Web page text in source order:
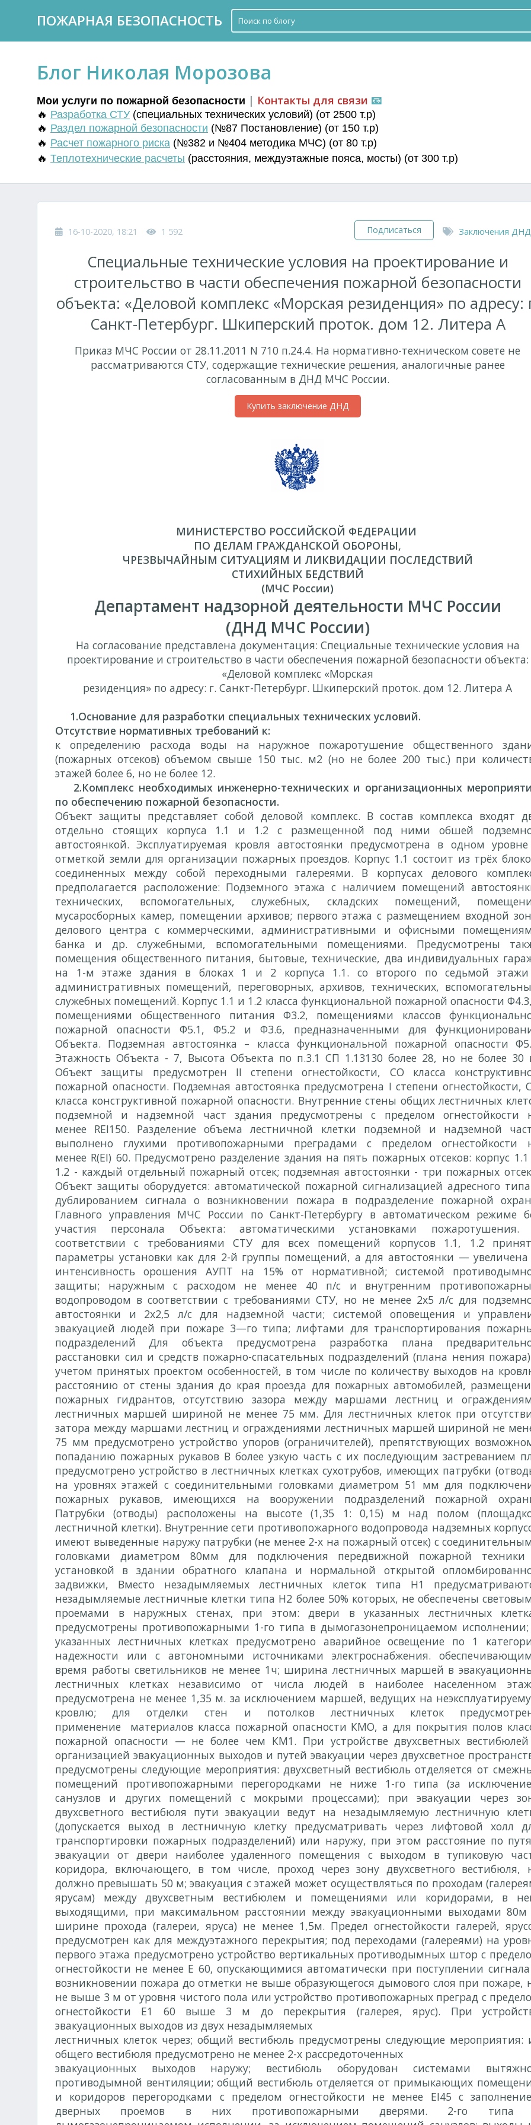
ПОЖАРНАЯ БЕЗОПАСНОСТЬ
Блог Николая Морозова
Мои услуги по пожарной безопасности | Контакты для связи 📧
🔥 Разработка СТУ (специальных технических условий) (от 2500 т.р)
🔥 Раздел пожарной безопасности (№87 Постановление) (от 150 т.р)
🔥 Расчет пожарного риска (№382 и №404 методика МЧС) (от 80 т.р)
🔥 Теплотехнические расчеты (расстояния, междуэтажные пояса, мосты) (от 300 т.р)
16-10-2020, 18:21 1 592 Подписаться Заключения ДНД
Специальные технические условия на проектирование и
строительство в части обеспечения пожарной безопасности
объекта: «Деловой комплекс «Морская резиденция» по адресу:
Санкт-Петербург. Шкиперский проток. дом 12. Литера А
Приказ МЧС России от 28.11.2011 N 710 п.24.4. На нормативно-техническом совете не
рассматриваются СТУ, содержащие технические решения, аналогичные ранее
согласованным в ДНД МЧС России.
Купить заключение ДНД
МИНИСТЕРСТВО РОССИЙСКОЙ ФЕДЕРАЦИИ
ПО ДЕЛАМ ГРАЖДАНСКОЙ ОБОРОНЫ,
ЧРЕЗВЫЧАЙНЫМ СИТУАЦИЯМ И ЛИКВИДАЦИИ ПОСЛЕДСТВИЙ
СТИХИЙНЫХ БЕДСТВИЙ
(МЧС России)
Департамент надзорной деятельности МЧС России
(ДНД МЧС России)
На согласование представлена документация: Специальные технические условия на
проектирование и строительство в части обеспечения пожарной безопасности объекта:
«Деловой комплекс «Морская
резиденция» по адресу: г. Санкт-Петербург. Шкиперский проток. дом 12. Литера А
1.Основание для разработки специальных технических условий.
Отсутствие нормативных требований к:
к определению расхода воды на наружное пожаротушение общественного
(пожарных отсеков) объемом свыше 150 тыс. м2 (но не более 200 тыс.) при
этажей более 6, но не более 12.
2.Комплекс необходимых инженерно-технических и организационных
по обеспечению пожарной безопасности.
Объект защиты представляет собой деловой комплекс. В состав комплекса входят
отдельно стоящих корпуса 1.1 и 1.2 с размещенной под ними обшей
автостоянкой. Эксплуатируемая кровля автостоянки предусмотрена в одном
отметкой земли для организации пожарных проездов. Корпус 1.1 состоит из трёх
соединенных между собой переходными галереями. В корпусах делового
предполагается расположение: Подземного этажа с наличием помещений
технических, вспомогательных, служебных, складских помещений,
мусаросборных камер, помещении архивов; первого этажа с размещением входной
делового центра с коммерческими, административными и офисными
банка и др. служебными, вспомогательными помещениями. Предусмотрены
помещения общественного питания, бытовые, технические, два индивидуальных
на 1-м этаже здания в блоках 1 и 2 корпуса 1.1. со второго по седьмой
административных помещений, переговорных, архивов, технических,
служебных помещений. Корпус 1.1 и 1.2 класса функциональной пожарной опасности
помещениями общественного питания Ф3.2, помещениями классов
пожарной опасности Ф5.1, Ф5.2 и Ф3.6, предназначенными для
Объекта. Подземная автостоянка – класса функциональной пожарной опасности
Этажность Объекта - 7, Высота Объекта по п.3.1 СП 1.13130 более 28, но не более 30
Объект защиты предусмотрен II степени огнестойкости, СО класса
пожарной опасности. Подземная автостоянка предусмотрена I степени огнестойкости,
класса конструктивной пожарной опасности. Внутренние стены общих лестничных
подземной и надземной част здания предусмотрены с пределом огнестойкости
менее REI150. Разделение объема лестничной клетки подземной и надземной
выполнено глухими противопожарными преградами с пределом огнестойкости
менее R(EI) 60. Предусмотрено разделение здания на пять пожарных отсеков: корпус
1.2 - каждый отдельный пожарный отсек; подземная автостоянки - три пожарных
Объект защиты оборудуется: автоматической пожарной сигнализацией адресного
дублированием сигнала о возникновении пожара в подразделение пожарной
Главного управления МЧС России по Санкт-Петербургу в автоматическом режиме
участия персонала Объекта: автоматическими установками пожаротушения.
соответствии с требованиями СТУ для всех помещений корпусов 1.1, 1.2
параметры установки как для 2-й группы помещений, а для автостоянки —
интенсивность орошения АУПТ на 15% от нормативной; системой
защиты; наружным с расходом не менее 40 п/с и внутренним
водопроводом в соответствии с требованиями СТУ, но не менее 2х5 л/с для
автостоянки и 2х2‚5 л/с для надземной части; системой оповещения и
эвакуацией людей при пожаре 3—го типа; лифтами для транспортирования
подразделений Для объекта предусмотрена разработка плана
расстановки сил и средств пожарно-спасательных подразделений (плана нения
учетом принятых проектом особенностей, в том числе по количеству выходов на
расстоянию от стены здания до края проезда для пожарных автомобилей,
пожарных гидрантов, отсутствию зазора между маршами лестниц и
лестничных маршей шириной не менее 75 мм. Для лестничных клеток при
затора между маршами лестниц и ограждениями лестничных маршей шириной не
75 мм предусмотрено устройство упоров (ограничителей), препятствующих
попаданию пожарных рукавов В более узкую часть с их последующим застреванием
предусмотрено устройство в лестничных клетках сухотрубов, имеющих патрубки
на уровнях этажей с соединительными головками диаметром 51 мм для
пожарных рукавов, имеющихся на вооружении подразделений пожарной
Патрубки (отводы) расположены на высоте (1,35 1: 0,15) м над полом
лестничной клетки). Внутренние сети противопожарного водопровода надземных
имеют выведенные наружу патрубки (не менее 2-х на пожарный отсек) с
головками диаметром 80мм для подключения передвижной пожарной
установкой в здании обратного клапана и нормальной открытой
задвижки, Вместо незадымляемых лестничных клеток типа Н1
незадымляемые лестничные клетки типа Н2 более 50% которых, не обеспечены
проемами в наружных стенах, при этом: двери в указанных лестничных
предусмотрены противопожарными 1-го типа в дымогазонепроницаемом
указанных лестничных клетках предусмотрено аварийное освещение по 1
надежности или с автономными источниками электроснабжения.
время работы светильников не менее 1ч; ширина лестничных маршей в
лестничных клетках независимо от числа людей в наиболее населенном
предусмотрена не менее 1,35 м. за исключением маршей, ведущих на
кровлю; для отделки стен и потолков лестничных клеток
применение материалов класса пожарной опасности КМО, а для покрытия полов
пожарной опасности — не более чем КМ1. При устройстве двухсветных
организацией эвакуационных выходов и путей эвакуации через двухсветное
предусмотрены следующие мероприятия: двухсветный вестибюль отделяется от
помещений противопожарными перегородками не ниже 1-го типа (за
санузлов и других помещений с мокрыми процессами); при эвакуации через
двухсветного вестибюля пути эвакуации ведут на незадымляемую лестничную
(допускается выход в лестничную клетку предусматривать через лифтовой холл
транспортировки пожарных подразделений) или наружу, при этом расстояние по
эвакуации от двери наиболее удаленного помещения с выходом в тупиковую
коридора, включающего, в том числе, проход через зону двухсветного вестибюля,
должно превышать 50 м; эвакуация с этажей может осуществляться по проходам
ярусам) между двухсветным вестибюлем и помещениями или коридорами, в
выходящими, при максимальном расстоянии между эвакуационными выходами
ширине прохода (галереи, яруса) не менее 1,5м. Предел огнестойкости галерей,
предусмотрен как для междуэтажного перекрытия; под переходами (галереями) на
первого этажа предусмотрено устройство вертикальных противодымных штор с
огнестойкости не менее Е 60‚ опускающимися автоматически при поступлении
возникновении пожара до отметки не выше образующегося дымового слоя при пожаре,
не выше 3 м от уровня чистого пола или устройство противопожарных преград с
огнестойкости Е1 60 выше 3 м до перекрытия (галерея, ярус). При
эвакуационных выходов из двух незадымляемых
лестничных клеток через; общий вестибюль предусмотрены следующие мероприятия:
общего вестибюля предусмотрено не менее 2-х рассредоточенных
эвакуационных выходов наружу; вестибюль оборудован системами
противодымной вентиляции; общий вестибюль отделяется от примыкающих
и коридоров перегородками с пределом огнестойкости не менее EI45 с
дверных проемов в них противопожарными дверями. 2-го типа